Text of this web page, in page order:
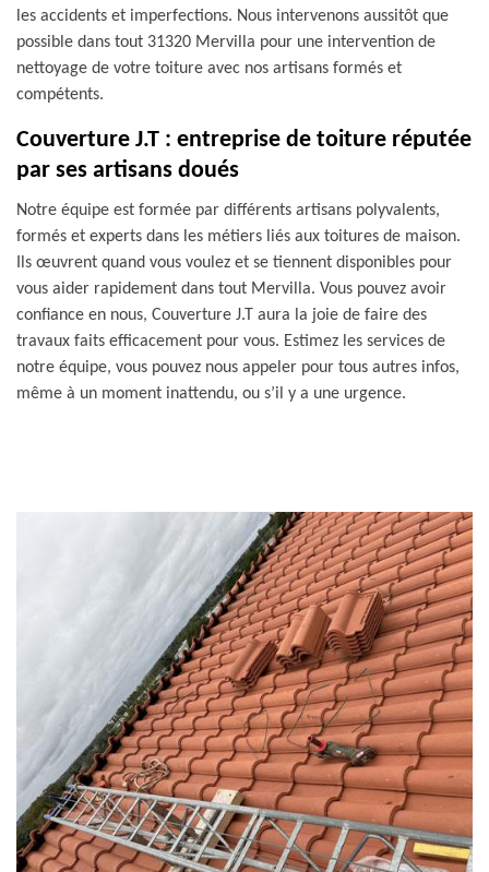
les accidents et imperfections. Nous intervenons aussitôt que
possible dans tout 31320 Mervilla pour une intervention de
nettoyage de votre toiture avec nos artisans formés et
compétents.
Couverture J.T : entreprise de toiture réputée
par ses artisans doués
Notre équipe est formée par différents artisans polyvalents,
formés et experts dans les métiers liés aux toitures de maison.
Ils œuvrent quand vous voulez et se tiennent disponibles pour
vous aider rapidement dans tout Mervilla. Vous pouvez avoir
confiance en nous, Couverture J.T aura la joie de faire des
travaux faits efficacement pour vous. Estimez les services de
notre équipe, vous pouvez nous appeler pour tous autres infos,
même à un moment inattendu, ou s’il y a une urgence.